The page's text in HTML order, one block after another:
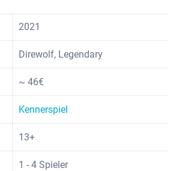
2021
Direwolf, Legendary
~ 46€
Kennerspiel
13+
1 - 4 Spieler